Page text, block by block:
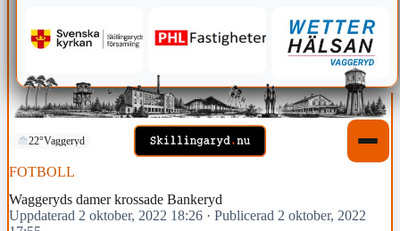
22°Vaggeryd
FOTBOLL
Waggeryds damer krossade Bankeryd
Uppdaterad 2 oktober, 2022 18:26 · Publicerad 2 oktober, 2022